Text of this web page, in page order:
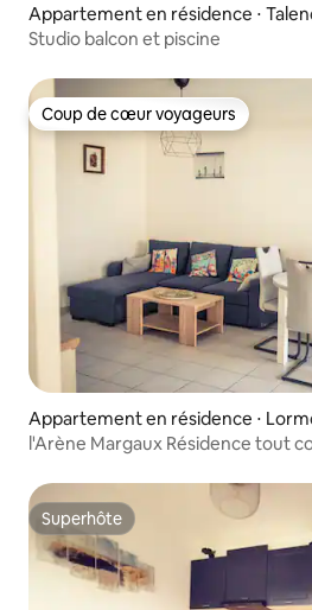
Appartement en résidence ⋅
Studio balcon et piscine
Coup de cœur voyageurs
Coup de cœur voyageurs
Appartement en résidence ⋅
l'Arène Margaux Résidence tout
Superhôte
Superhôte